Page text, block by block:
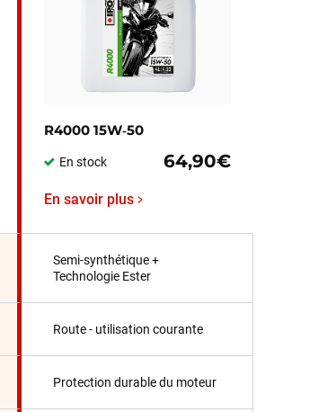
R4000 15W‑50
En stock 64,90€
En savoir plus
Semi-synthétique +
Technologie Ester
Route - utilisation courante
Protection durable du moteur